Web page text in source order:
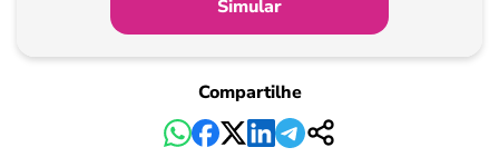
Simular
Compartilhe